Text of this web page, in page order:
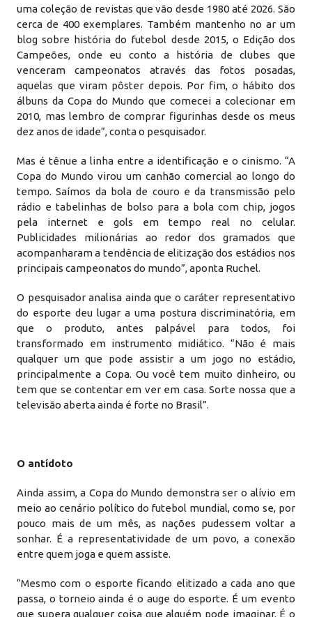
uma coleção de revistas que vão desde 1980 até 2026. São
cerca de 400 exemplares. Também mantenho no ar um
blog sobre história do futebol desde 2015, o Edição dos
Campeões, onde eu conto a história de clubes que
venceram campeonatos através das fotos posadas,
aquelas que viram pôster depois. Por fim, o hábito dos
álbuns da Copa do Mundo que comecei a colecionar em
2010, mas lembro de comprar figurinhas desde os meus
dez anos de idade”, conta o pesquisador.
Mas é tênue a linha entre a identificação e o cinismo. “A
Copa do Mundo virou um canhão comercial ao longo do
tempo. Saímos da bola de couro e da transmissão pelo
rádio e tabelinhas de bolso para a bola com chip, jogos
pela internet e gols em tempo real no celular.
Publicidades milionárias ao redor dos gramados que
acompanharam a tendência de elitização dos estádios nos
principais campeonatos do mundo”, aponta Ruchel.
O pesquisador analisa ainda que o caráter representativo
do esporte deu lugar a uma postura discriminatória, em
que o produto, antes palpável para todos, foi
transformado em instrumento midiático. “Não é mais
qualquer um que pode assistir a um jogo no estádio,
principalmente a Copa. Ou você tem muito dinheiro, ou
tem que se contentar em ver em casa. Sorte nossa que a
televisão aberta ainda é forte no Brasil”.
O antídoto
Ainda assim, a Copa do Mundo demonstra ser o alívio em
meio ao cenário político do futebol mundial, como se, por
pouco mais de um mês, as nações pudessem voltar a
sonhar. É a representatividade de um povo, a conexão
entre quem joga e quem assiste.
“Mesmo com o esporte ficando elitizado a cada ano que
passa, o torneio ainda é o auge do esporte. É um evento
que supera qualquer coisa que alguém pode imaginar. É o